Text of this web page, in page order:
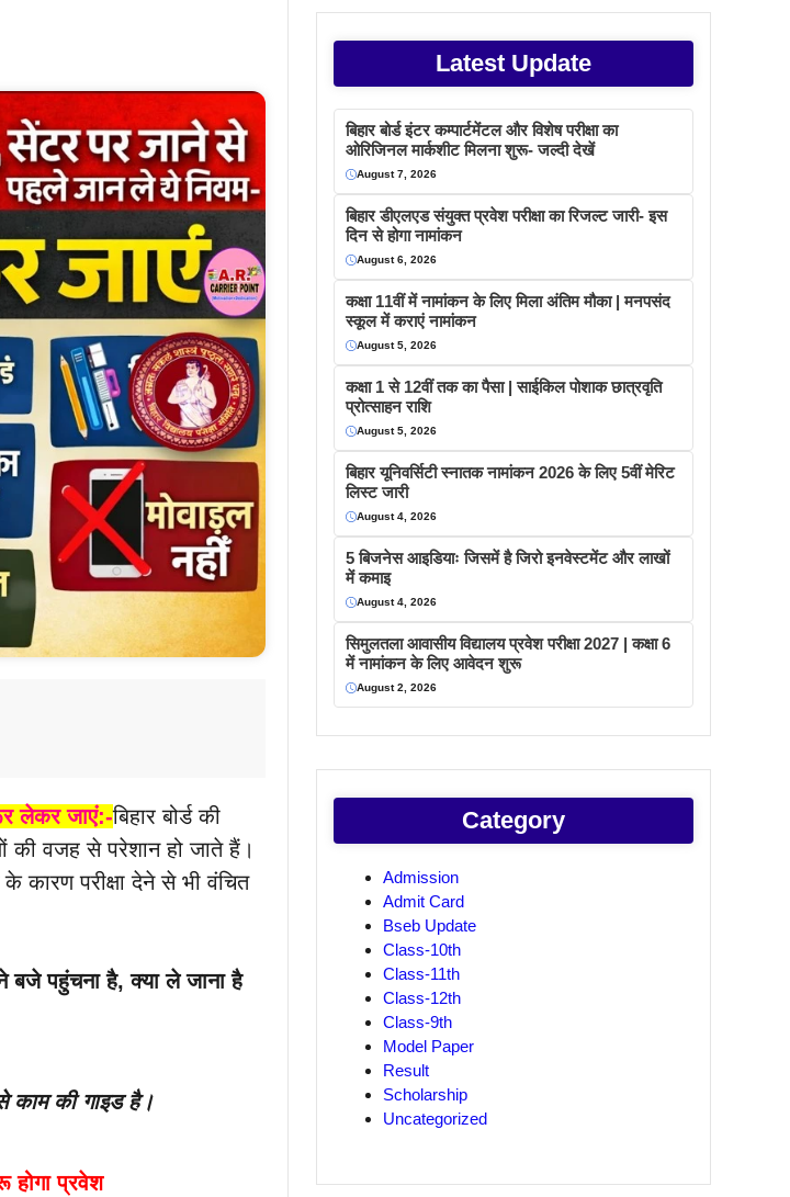
लेकर जाएं:-बिहार बोर्ड की
की वजह से परेशान हो जाते हैं।
के कारण परीक्षा देने से भी वंचित
बजे पहुंचना है, क्या ले जाना है
काम की गाइड है।
होगा प्रवेश
Latest Update
बिहार बोर्ड इंटर कम्पार्टमेंटल और विशेष परीक्षा का
ओरिजिनल मार्कशीट मिलना शुरू- जल्दी देखें
August 7, 2026
बिहार डीएलएड संयुक्त प्रवेश परीक्षा का रिजल्ट जारी- इस
दिन से होगा नामांकन
August 6, 2026
कक्षा 11वीं में नामांकन के लिए मिला अंतिम मौका | मनपसंद
स्कूल में कराएं नामांकन
August 5, 2026
कक्षा 1 से 12वीं तक का पैसा | साईकिल पोशाक छात्रवृति
प्रोत्साहन राशि
August 5, 2026
बिहार यूनिवर्सिटी स्नातक नामांकन 2026 के लिए 5वीं मेरिट
लिस्ट जारी
August 4, 2026
5 बिजनेस आइडियाः जिसमें है जिरो इनवेस्टमेंट और लाखों
में कमाइ
August 4, 2026
सिमुलतला आवासीय विद्यालय प्रवेश परीक्षा 2027 | कक्षा 6
में नामांकन के लिए आवेदन शुरू
August 2, 2026
Category
Admission
Admit Card
Bseb Update
Class-10th
Class-11th
Class-12th
Class-9th
Model Paper
Result
Scholarship
Uncategorized